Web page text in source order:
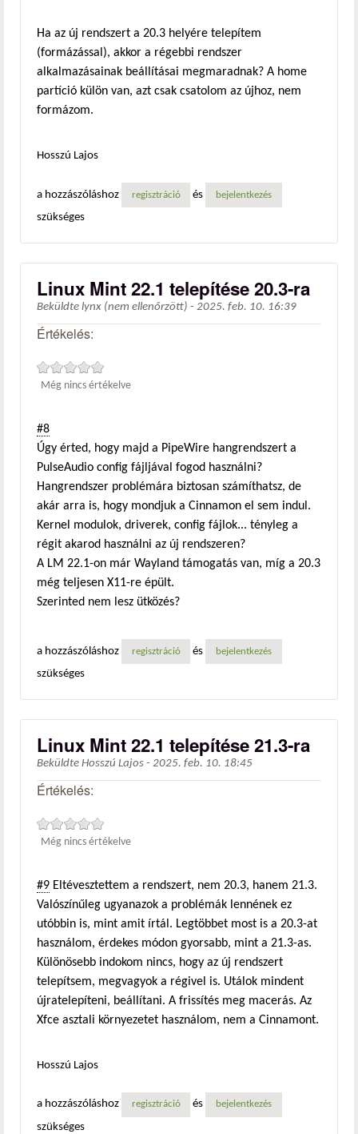
Ha az új rendszert a 20.3 helyére telepítem
(formázással), akkor a régebbi rendszer
alkalmazásainak beállításai megmaradnak? A home
partíció külön van, azt csak csatolom az újhoz, nem
formázom.
Hosszú Lajos
a hozzászóláshoz regisztráció és bejelentkezés
szükséges
Linux Mint 22.1 telepítése 20.3-ra
Beküldte lynx (nem ellenőrzött) - 2025. feb. 10. 16:39
Értékelés:
Még nincs értékelve
#8
Úgy érted, hogy majd a PipeWire hangrendszert a
PulseAudio config fájljával fogod használni?
Hangrendszer problémára biztosan számíthatsz, de
akár arra is, hogy mondjuk a Cinnamon el sem indul.
Kernel modulok, driverek, config fájlok... tényleg a
régit akarod használni az új rendszeren?
A LM 22.1-on már Wayland támogatás van, míg a 20.3
még teljesen X11-re épült.
Szerinted nem lesz ütközés?
a hozzászóláshoz regisztráció és bejelentkezés
szükséges
Linux Mint 22.1 telepítése 21.3-ra
Beküldte Hosszú Lajos - 2025. feb. 10. 18:45
Értékelés:
Még nincs értékelve
#9 Eltévesztettem a rendszert, nem 20.3, hanem 21.3.
Valószínűleg ugyanazok a problémák lennének ez
utóbbin is, mint amit írtál. Legtöbbet most is a 20.3-at
használom, érdekes módon gyorsabb, mint a 21.3-as.
Különösebb indokom nincs, hogy az új rendszert
telepítsem, megvagyok a régivel is. Utálok mindent
újratelepíteni, beállítani. A frissítés meg macerás. Az
Xfce asztali környezetet használom, nem a Cinnamont.
Hosszú Lajos
a hozzászóláshoz regisztráció és bejelentkezés
szükséges